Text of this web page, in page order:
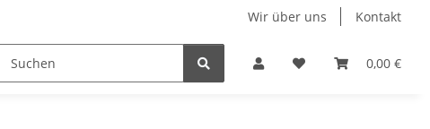
Wir über uns Kontakt
0,00 €
Kinder- Pokale und Medaillen Restposten